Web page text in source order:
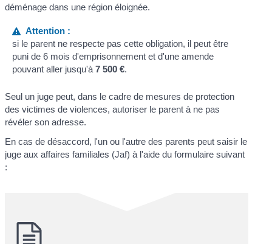
déménage dans une région éloignée.
Attention :
si le parent ne respecte pas cette obligation, il peut être
puni de 6 mois d'emprisonnement et d'une amende
pouvant aller jusqu'à 7 500 €.
Seul un juge peut, dans le cadre de mesures de protection
des victimes de violences, autoriser le parent à ne pas
révéler son adresse.
En cas de désaccord, l'un ou l'autre des parents peut saisir le
juge aux affaires familiales (Jaf) à l'aide du formulaire suivant
: